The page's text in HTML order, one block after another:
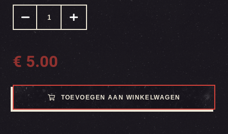
€ 5.00
TOEVOEGEN AAN WINKELWAGEN